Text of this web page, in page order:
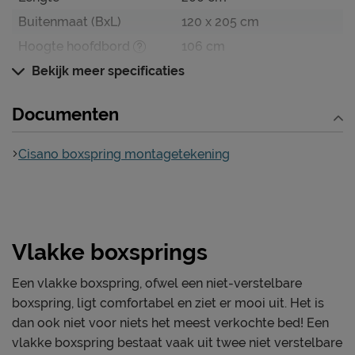
Levering
Natuurlijk zit er ook garantie op je nieuwe boxspring. Je
vindt alle informatie over deze garantie en de levering
bij het kopje ‘Goed om te weten’.
Buitenmaat (BxL)
120 x 205 cm
Hoogte hoofdbord
106 cm
Breedte hoofdbord
120 cm
Poothoogte
Specificaties boxspring
Materiaal
polyester
Afdeklaag dikte
1,5
Aantal slagen per veer
4
Aantal veren per m2
Bekijk meer specificaties
Documenten
Cisano boxspring montagetekening
Vlakke boxsprings
Een vlakke boxspring, ofwel een niet-verstelbare
boxspring, ligt comfortabel en ziet er mooi uit. Het is
dan ook niet voor niets het meest verkochte bed! Een
vlakke boxspring bestaat vaak uit twee niet verstelbare